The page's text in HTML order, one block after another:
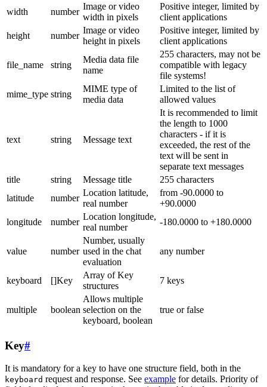
width
number
Image or video
width in pixels
Positive integer, limited by
client applications
height
number
Image or video
height in pixels
Positive integer, limited by
client applications
file_name string
Media data file
name
255 characters, may not be
compatible with legacy
file systems!
mime_type string
MIME type of
media data
Limited to the list of
allowed values
text string Message text
It is recommended to limit
the length to 1000
characters - if it is
exceeded, the rest of the
text will be sent in
separate text messages
title
string Message title
255 characters
latitude
number
Location latitude,
real number
from -90.0000 to
+90.0000
longitude
number
Location longitude,
real number
-180.0000 to +180.0000
value number
Number, usually
used in the chat
evaluation
any number
keyboard []Key
Array of Key
structures
7 keys
multiple boolean
Allows multiple
selection on the
keyboard, boolean
true or false
Key#
It is mandatory for a key to have one structure field, both in the
keyboard request and response. See example for details. Priority of